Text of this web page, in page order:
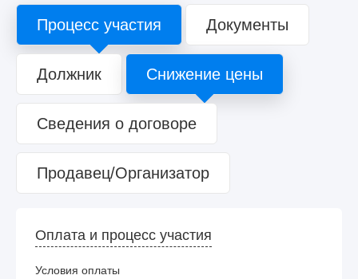
Процесс участия Документы
Должник Снижение цены
Сведения о договоре
Продавец/Организатор
Оплата и процесс участия
Условия оплаты